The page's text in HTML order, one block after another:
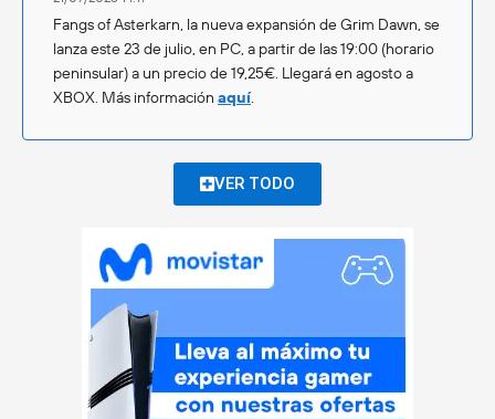
Fangs of Asterkarn, la nueva expansión de Grim Dawn, se
lanza este 23 de julio, en PC, a partir de las 19:00 (horario
peninsular) a un precio de 19,25€. Llegará en agosto a
XBOX. Más información aquí.
VER TODO